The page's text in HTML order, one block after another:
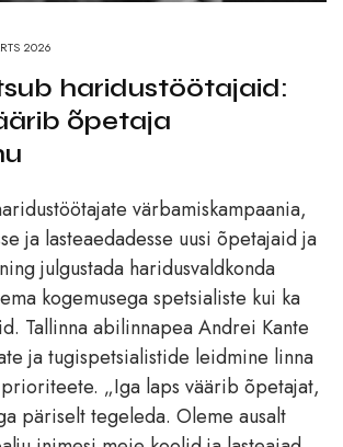
2026
haridustöötajaid:
õpetaja
värbamiskampaania,
ja lasteaedadesse uusi õpetajaid ja
julgustada haridusvaldkonda
kogemusega spetsialiste kui ka
Tallinna abilinnapea Andrei Kante
ja tugispetsialistide leidmine linna
„Iga laps väärib õpetajat,
päriselt tegeleda. Oleme ausalt